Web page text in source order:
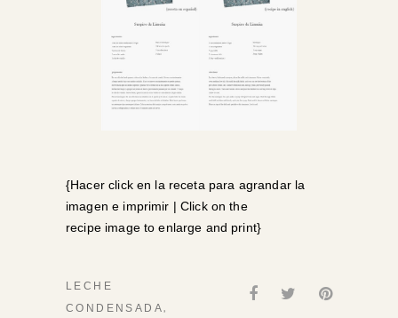
{Hacer click en la receta para agrandar la
imagen e imprimir | Click on the
recipe image to enlarge and print}
LECHE
CONDENSADA,